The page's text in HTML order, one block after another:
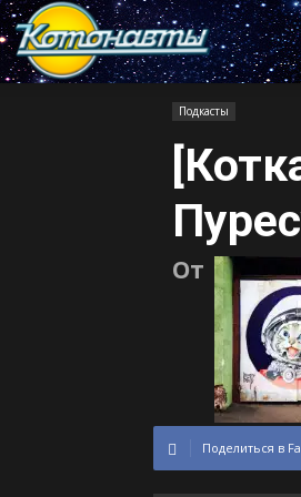
Котонавты
Подкасты
От
Поделиться в